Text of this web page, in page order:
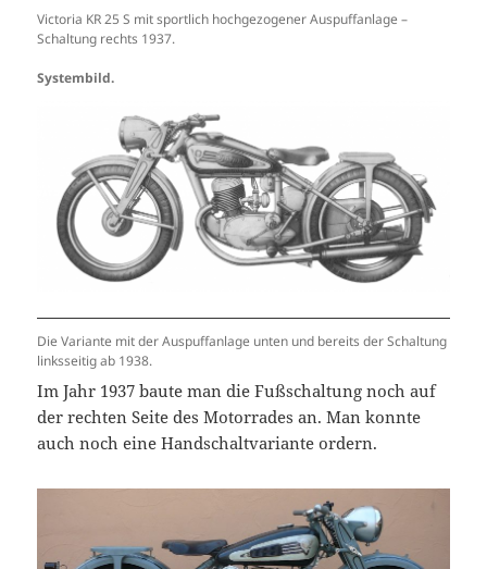
Victoria KR 25 S mit sportlich hochgezogener Auspuffanlage –
Schaltung rechts 1937.
Systembild.
Die Variante mit der Auspuffanlage unten und bereits der Schaltung
linksseitig ab 1938.
Im Jahr 1937 baute man die Fußschaltung noch auf
der rechten Seite des Motorrades an. Man konnte
auch noch eine Handschaltvariante ordern.